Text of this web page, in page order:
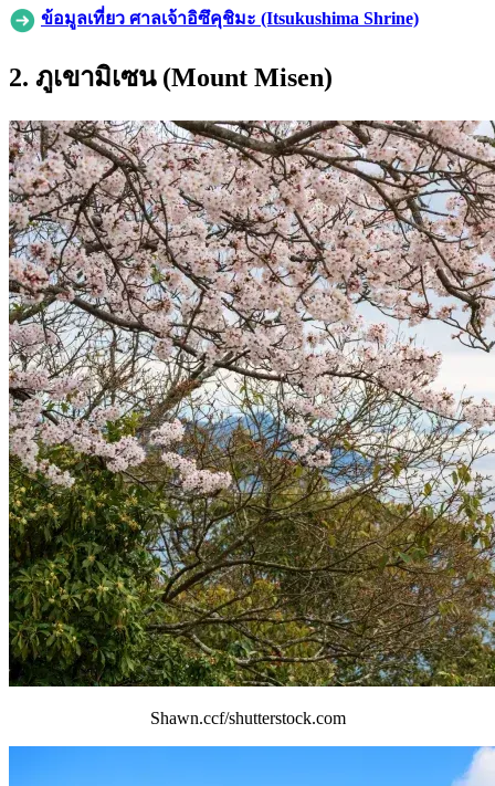
ข้อมูลเที่ยว ศาลเจ้าอิซึคุชิมะ (Itsukushima Shrine)
2. ภูเขามิเซน (Mount Misen)
Shawn.ccf/shutterstock.com